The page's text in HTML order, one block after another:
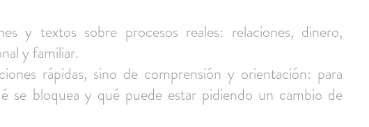
y textos sobre procesos reales: relaciones, dinero,
y familiar.
rápidas, sino de comprensión y orientación: para
se bloquea y qué puede estar pidiendo un cambio de